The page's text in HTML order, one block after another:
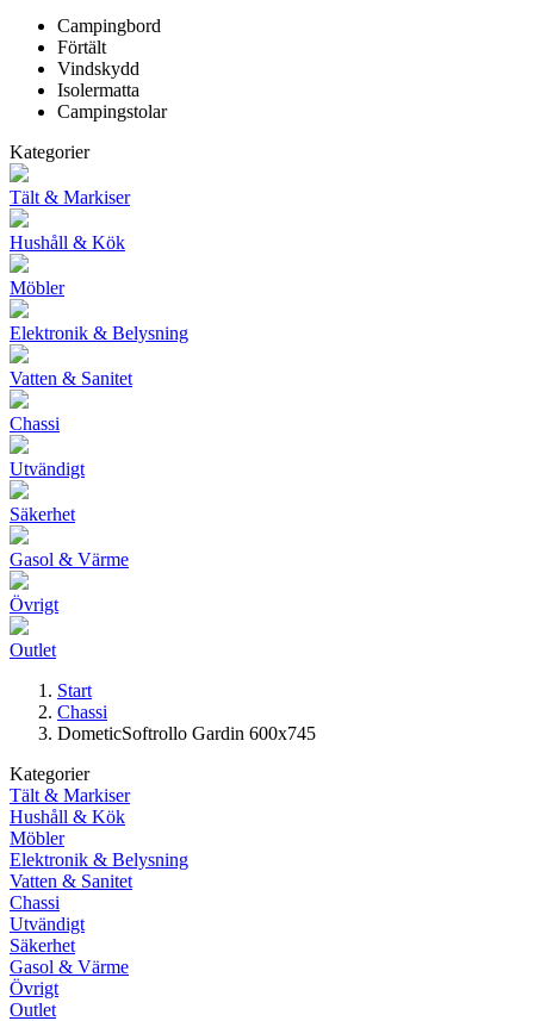
Campingbord
Förtält
Vindskydd
Isolermatta
Campingstolar
Kategorier
Tält & Markiser
Hushåll & Kök
Möbler
Elektronik & Belysning
Vatten & Sanitet
Chassi
Utvändigt
Säkerhet
Gasol & Värme
Övrigt
Outlet
Start
Chassi
DometicSoftrollo Gardin 600x745
Kategorier
Tält & Markiser
Hushåll & Kök
Möbler
Elektronik & Belysning
Vatten & Sanitet
Chassi
Utvändigt
Säkerhet
Gasol & Värme
Övrigt
Outlet